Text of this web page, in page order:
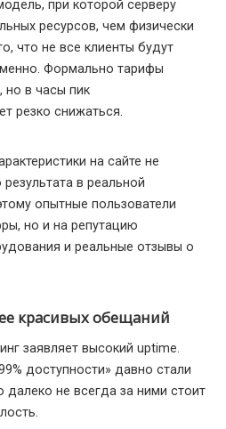
при которой серверу
ресурсов, чем физически
что не все клиенты будут
Формально тарифы
но в часы пик
резко снижаться.
на сайте не
в реальной
опытные пользователи
но и на репутацию
и реальные отзывы о
красивых обещаний
заявляет высокий uptime.
доступности» давно стали
далеко не всегда за ними стоит